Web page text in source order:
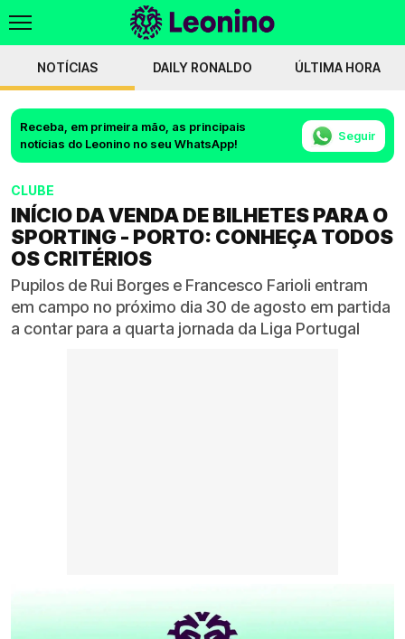
NOTÍCIAS DAILY RONALDO ÚLTIMA HORA
Receba, em primeira mão, as principais
notícias do Leonino no seu WhatsApp!
Seguir
CLUBE
INÍCIO DA VENDA DE BILHETES PARA O
SPORTING - PORTO: CONHEÇA TODOS
OS CRITÉRIOS
Pupilos de Rui Borges e Francesco Farioli entram
em campo no próximo dia 30 de agosto em partida
a contar para a quarta jornada da Liga Portugal